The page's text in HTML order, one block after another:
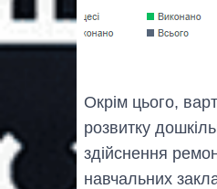
Окрім цього,
розвитку
здійснення
навчальних